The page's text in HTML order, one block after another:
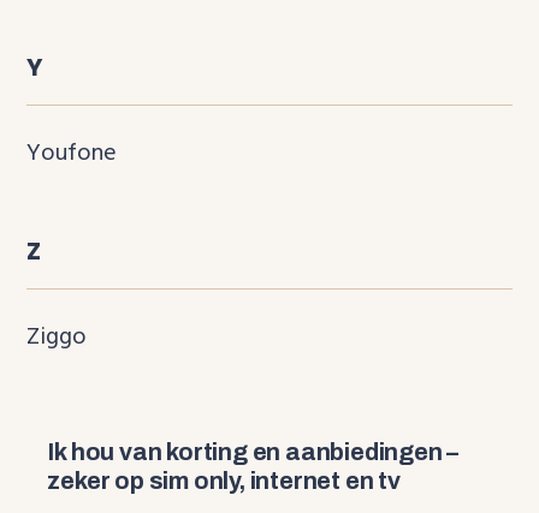
Y
Youfone
Z
Ziggo
Ik hou van korting en aanbiedingen –
zeker op sim only, internet en tv